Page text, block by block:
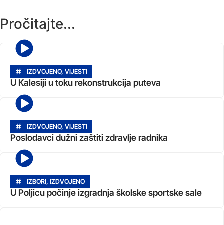
Pročitajte...
IZDVOJENO, VIJESTI
U Kalesiji u toku rekonstrukcija puteva
IZDVOJENO, VIJESTI
Poslodavci dužni zaštiti zdravlje radnika
IZBORI, IZDVOJENO
U Poljicu počinje izgradnja školske sportske sale